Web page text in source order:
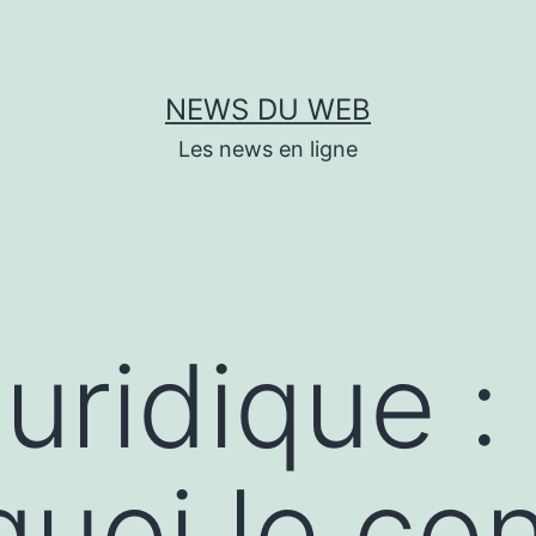
NEWS DU WEB
Les news en ligne